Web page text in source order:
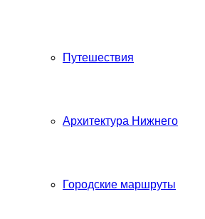
Путешествия
Архитектура Нижнего
Городские маршруты